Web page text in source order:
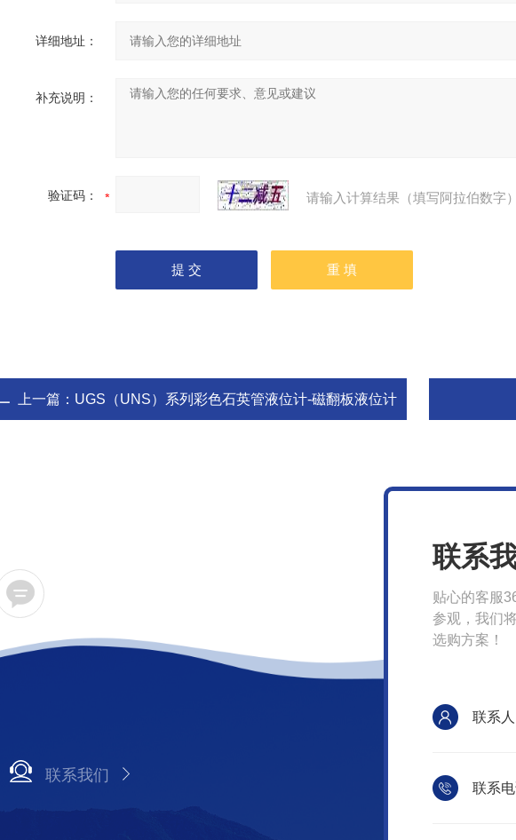
详细地址：
补充说明：
验证码： 请输入计算结果（填写阿拉伯数字
上一篇： UGS（UNS）系列彩色石英管液位计-磁翻板液位计
联系我们
联系
贴心的客服
参观，我们
选购方案！
联系
联系